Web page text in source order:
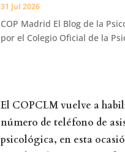
31 Jul 2026
COP Madrid El Blog de la
por el Colegio Oficial de la
El COPCLM vuelve a
número de teléfono de
psicológica, en esta